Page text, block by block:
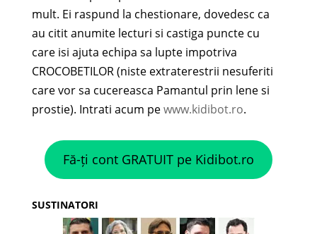
mult. Ei raspund la chestionare, dovedesc ca
au citit anumite lecturi si castiga puncte cu
care isi ajuta echipa sa lupte impotriva
CROCOBETILOR (niste extraterestrii nesuferiti
care vor sa cucereasca Pamantul prin lene si
prostie). Intrati acum pewww.kidibot.ro.
Fă-ți cont GRATUIT pe Kidibot.ro
SUSTINATORI